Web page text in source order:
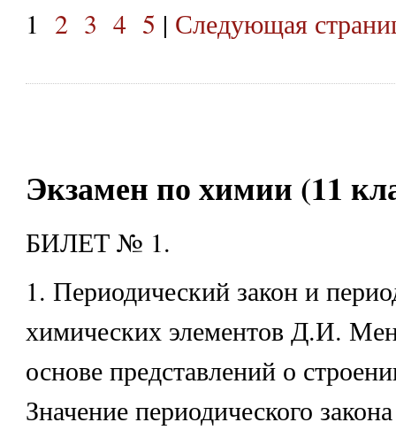
1 2 3 4 5 | Следующая
Экзамен по химии (11
БИЛЕТ № 1.
1. Периодический закон и
химических элементов Д.И.
основе представлений о
Значение периодического